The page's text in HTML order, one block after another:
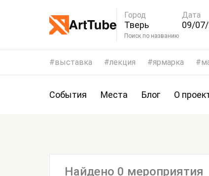
Город
Тверь
Дата
09/
Поиск по названию
выставка лекция ярмарка
События Места Блог О
Найдено 0 мероприятия